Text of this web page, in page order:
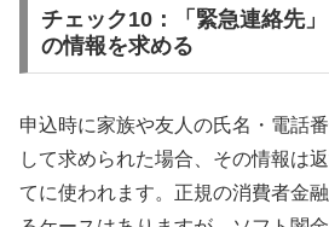
チェック10：「緊急連絡先
の情報を求める
申込時に家族や友人の氏名・電話
して求められた場合、その情報は
てに使われます。正規の消費者金